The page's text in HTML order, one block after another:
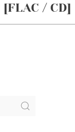
/ CD]